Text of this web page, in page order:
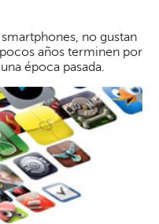
no gustan
años terminen por
época pasada.